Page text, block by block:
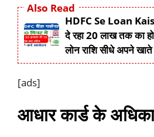
Also Read
HDFC Se Loan
दे रहा 20 लाख तक का
लोन राशि सीधे अपने
[ads]
आधार कार्ड के